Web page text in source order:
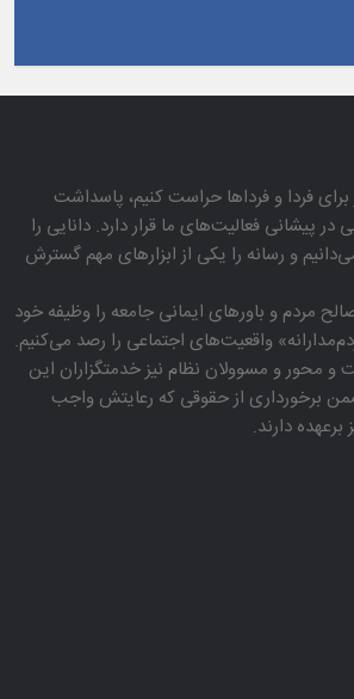
برای فردا و فرداها حراست كنیم، پاسداشت
پیشانی فعالیت‌های ما قرار دارد. دانایی را
و رسانه را یكی از ابزارهای مهم گسترش
مردم و باورهای ایمانی جامعه را وظیفه خود
واقعیت‌های اجتماعی را رصد می‌كنیم.
و محور و مسوولان نظام نیز خدمتگزاران این
برخورداری از حقوقی كه رعایتش واجب
دارند.